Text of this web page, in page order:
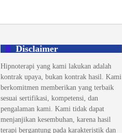
Disclaimer
Hipnoterapi yang kami lakukan adalah
kontrak upaya, bukan kontrak hasil. Kami
berkomitmen memberikan yang terbaik
sesuai sertifikasi, kompetensi, dan
pengalaman kami. Kami tidak dapat
menjanjikan kesembuhan, karena hasil
terapi bergantung pada karakteristik dan